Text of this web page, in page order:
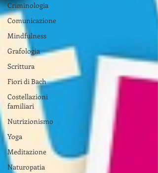
Criminologia
Comunicazione
Mindfulness
Grafologia
Scrittura
Fiori di Bach
Costellazioni
familiari
Nutrizionismo
Yoga
Meditazione
Naturopatia